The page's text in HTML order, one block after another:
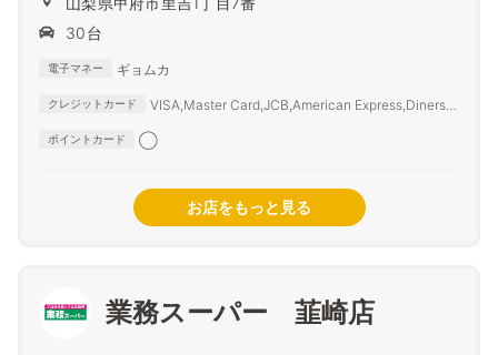
30台
電子マネー ギョムカ
クレジットカード
VISA,Master Card,JCB,American Express,Diners
ポイントカード ◯
お店をもっと見る
業務スーパー 韮崎店